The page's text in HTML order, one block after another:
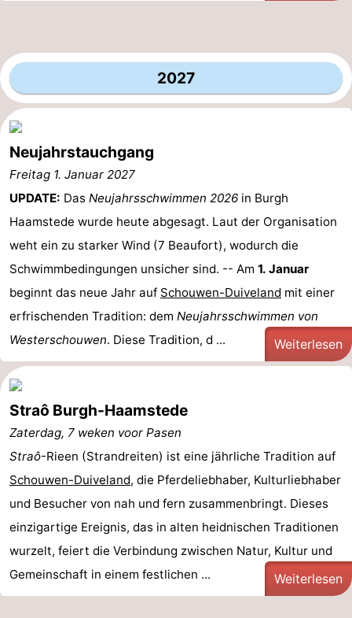
2027
Neujahrstauchgang
Freitag 1. Januar 2027
UPDATE: Das Neujahrsschwimmen 2026 in Burgh
Haamstede wurde heute abgesagt. Laut der Organisation
weht ein zu starker Wind (7 Beaufort), wodurch die
Schwimmbedingungen unsicher sind. -- Am 1. Januar
beginnt das neue Jahr auf Schouwen-Duiveland mit einer
erfrischenden Tradition: dem Neujahrsschwimmen von
Westerschouwen. Diese Tradition, d ... Weiterlesen
Straô Burgh-Haamstede
Zaterdag, 7 weken voor Pasen
Straô-Rieen (Strandreiten) ist eine jährliche Tradition auf
Schouwen-Duiveland, die Pferdeliebhaber, Kulturliebhaber
und Besucher von nah und fern zusammenbringt. Dieses
einzigartige Ereignis, das in alten heidnischen Traditionen
wurzelt, feiert die Verbindung zwischen Natur, Kultur und
Gemeinschaft in einem festlichen ...
Weiterlesen